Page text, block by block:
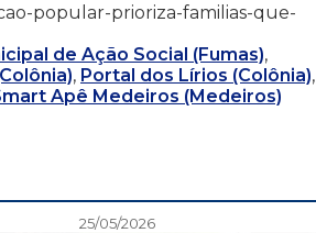
popular-prioriza-familias-que-
de Ação Social (Fumas),
, Portal dos Lírios (Colônia),
Apê Medeiros (Medeiros)
25/05/2026